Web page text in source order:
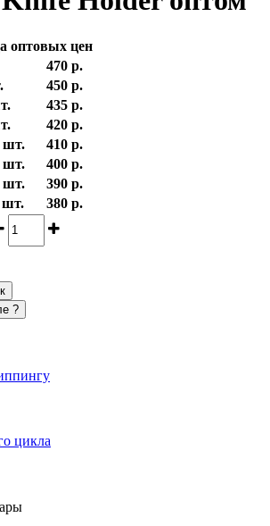
оптовых цен
470 р.
450 р.
435 р.
420 р.
шт.
410 р.
шт.
400 р.
шт.
390 р.
шт.
380 р.
?
цикла